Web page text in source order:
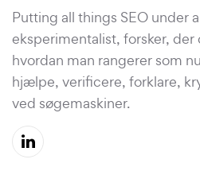
Putting all things SEO under
eksperimentalist, forsker,
hvordan man rangerer som
hjælpe, verificere, forklare,
ved søgemaskiner.